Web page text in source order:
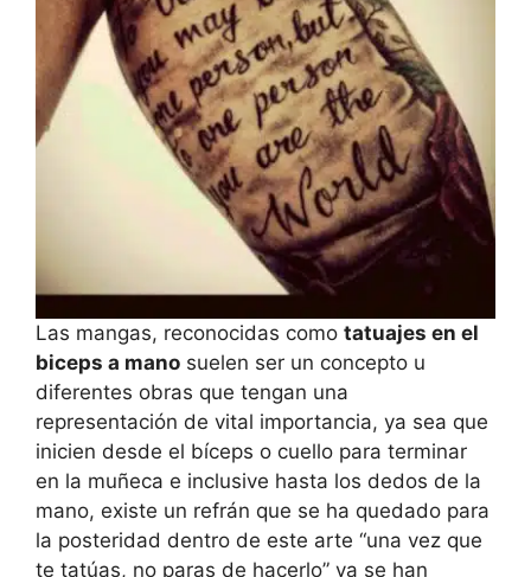
Las mangas, reconocidas como tatuajes en el
biceps a mano suelen ser un concepto u
diferentes obras que tengan una
representación de vital importancia, ya sea que
inicien desde el bíceps o cuello para terminar
en la muñeca e inclusive hasta los dedos de la
mano, existe un refrán que se ha quedado para
la posteridad dentro de este arte “una vez que
te tatúas, no paras de hacerlo” ya se han